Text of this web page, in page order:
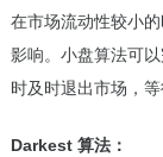
在市场流动性较小
影响。小盘算法可
时及时退出市场，
Darkest 算法：